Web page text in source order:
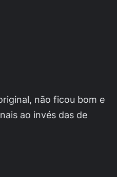
não ficou bom e
ao invés das de